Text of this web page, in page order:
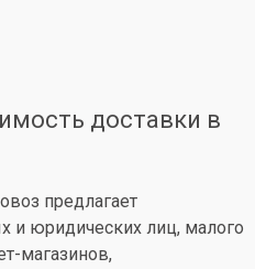
доставки в
предлагает
и юридических лиц, малого
магазинов,